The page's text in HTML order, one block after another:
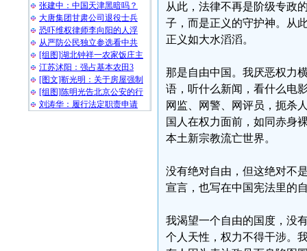
张建中：中国天津黑暗吗？
大唐集团甘肃公司退役士兵
恐吓维权律师李向阳的人浮
从严防公民独立参选看中共
[组图]湖北钟祥一农家饭庄主
江苏沭阳：强占基本农田3
[图文]靳光明：关于房屋强制
[组图]陈明光告北京公安的行
刘涛华：履行法定职责申请
从此，法律不再是阶级专政
子，而是正义的守护神。从
正义如大水滔滔。
那是自由中国。我厌恶权力
语，听什么新闻，看什么电
网监、网警、网评员，扼杀
国人在权力面前，如同赤身
本土新宗教流亡世界。
没有绝对自由，但这绝对不
宣言，也写在中国宪法里的
我渴望一个自由的国度，没
个人天性，权力不得干涉。